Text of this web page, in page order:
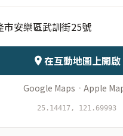
出生時辰
資料僅用於即時分析，不會
市安樂區武訓街25號
在互動地圖上開啟
Google Maps · Apple
25.14417, 121.69993